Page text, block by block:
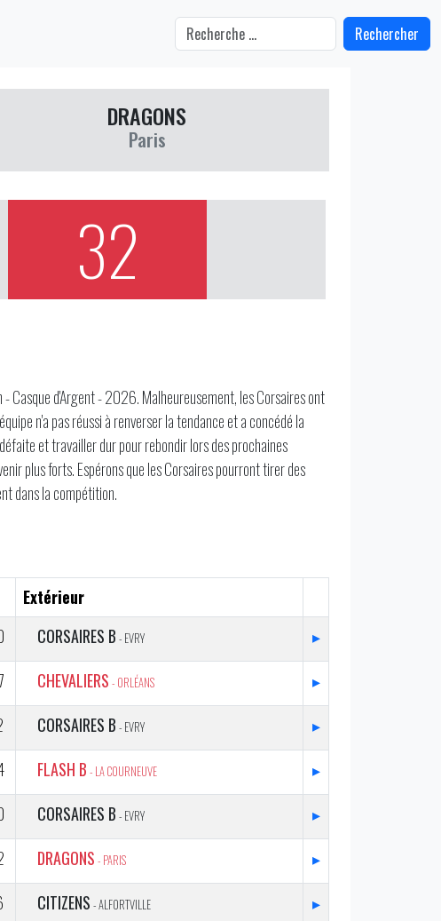
Rechercher
DRAGONS
Paris
32
Casque d'Argent - 2026. Malheureusement, les Corsaires ont
n'a pas réussi à renverser la tendance et a concédé la
et travailler dur pour rebondir lors des prochaines
plus forts. Espérons que les Corsaires pourront tirer des
dans la compétition.
Extérieur
CORSAIRES B - EVRY
▸
CHEVALIERS - ORLÉANS
▸
CORSAIRES B - EVRY
▸
FLASH B - LA COURNEUVE
▸
CORSAIRES B - EVRY
▸
DRAGONS - PARIS
▸
CITIZENS - ALFORTVILLE
▸